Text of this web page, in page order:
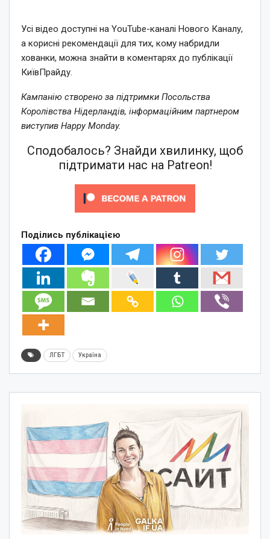
Усі відео доступні на YouTube-каналі Нового Каналу,
а корисні рекомендації для тих, кому набридли
хованки, можна знайти в коментарях до публікації
КиївПрайду.
Кампанію створено за підтримки Посольства
Королівства Нідерландів, інформаційним партнером
виступив Happy Monday.
Сподобалось? Знайди хвилинку, щоб
підтримати нас на Patreon!
Поділись публікацією
ЛГБТ Україна